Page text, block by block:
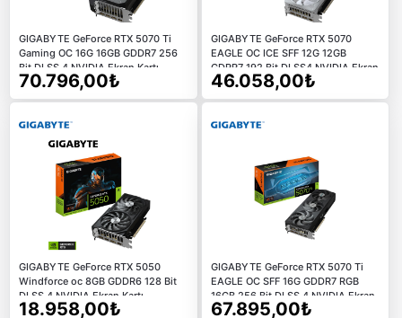
GIGABYTE GeForce RTX 5070 Ti
Gaming OC 16G 16GB GDDR7 256
Bit DLSS 4 NVIDIA Ekran Kartı
70.796,00₺
GIGABYTE GeForce RTX 5070
EAGLE OC ICE SFF 12G 12GB
GDRR7 192 Bit DLSS4 NVIDIA Ekran
Kartı
46.058,00₺
GIGABYTE GeForce RTX 5050
Windforce oc 8GB GDDR6 128 Bit
DLSS 4 NVIDIA Ekran Kartı
18.958,00₺
GIGABYTE GeForce RTX 5070 Ti
EAGLE OC SFF 16G GDDR7 RGB
16GB 256 Bit DLSS 4 NVIDIA Ekran
Kartı
67.895,00₺